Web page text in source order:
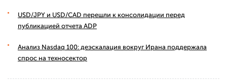
USD/JPY и USD/CAD перешли к консолидации перед
публикацией отчета ADP
Анализ Nasdaq 100: деэскалация вокруг Ирана поддержала
спрос на техносектор